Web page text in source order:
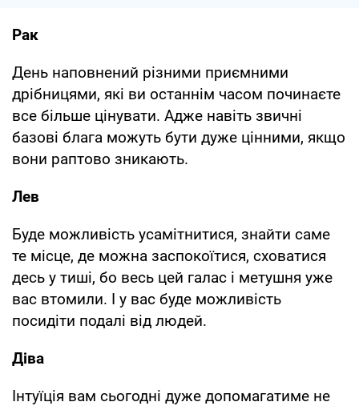
Рак
День наповнений різними приємними
дрібницями, які ви останнім часом починаєте
все більше цінувати. Адже навіть звичні
базові блага можуть бути дуже цінними, якщо
вони раптово зникають.
Лев
Буде можливість усамітнитися, знайти саме
те місце, де можна заспокоїтися, сховатися
десь у тиші, бо весь цей галас і метушня уже
вас втомили. І у вас буде можливість
посидіти подалі від людей.
Діва
Інтуїція вам сьогодні дуже допомагатиме не